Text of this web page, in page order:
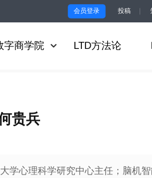
会员登录 投稿
字商学院 LTD方法论
贵兵
学心理科学研究中心主任；脑机